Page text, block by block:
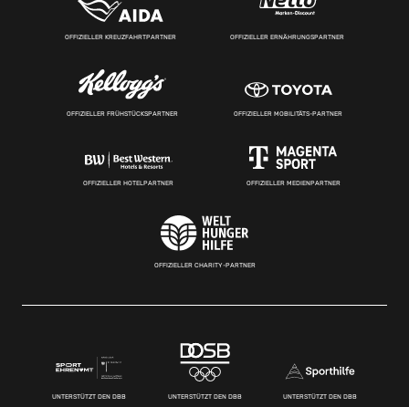
OFFIZIELLER KREUZFAHRTPARTNER OFFIZIELLER ERNÄHRUNGSPARTNER
OFFIZIELLER FRÜHSTÜCKSPARTNER OFFIZIELLER MOBILITÄTS-PARTNER
OFFIZIELLER HOTELPARTNER OFFIZIELLER MEDIENPARTNER
OFFIZIELLER CHARITY-PARTNER
UNTERSTÜTZT DEN DBB UNTERSTÜTZT DEN DBB UNTERSTÜTZT DEN DBB